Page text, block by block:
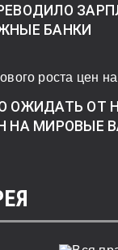
БАНКИ
ОЖИДАТЬ ОТ
НА МИРОВЫЕ